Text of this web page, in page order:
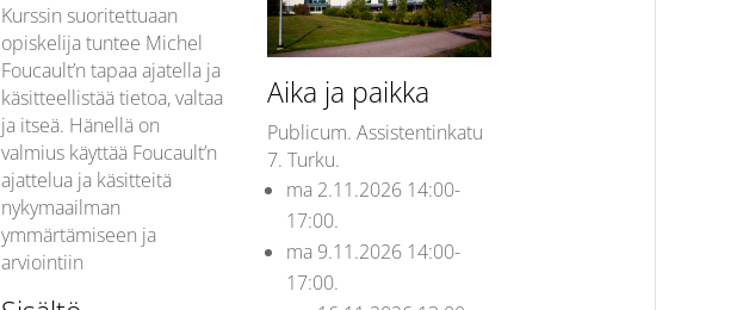
Kurssin suoritettuaan
opiskelija tuntee Michel
Foucault’n tapaa ajatella ja
käsitteellistää tietoa, valtaa
ja itseä. Hänellä on
valmius käyttää Foucault’n
ajattelua ja käsitteitä
nykymaailman
ymmärtämiseen ja
arviointiin
Aika ja paikka
Publicum. Assistentinkatu
7. Turku.
ma 2.11.2026 14:00-
17:00.
ma 9.11.2026 14:00-
17:00.